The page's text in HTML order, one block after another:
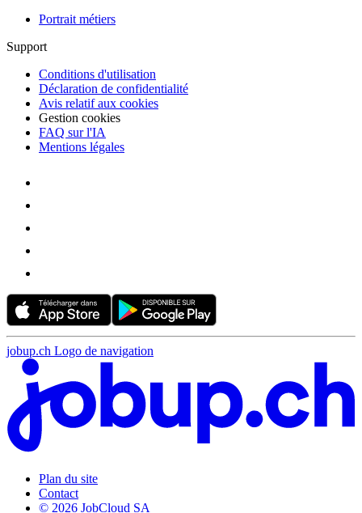
Portrait métiers
Support
Conditions d'utilisation
Déclaration de confidentialité
Avis relatif aux cookies
Gestion cookies
FAQ sur l'IA
Mentions légales
jobup.ch Logo de navigation
Plan du site
Contact
© 2026 JobCloud SA